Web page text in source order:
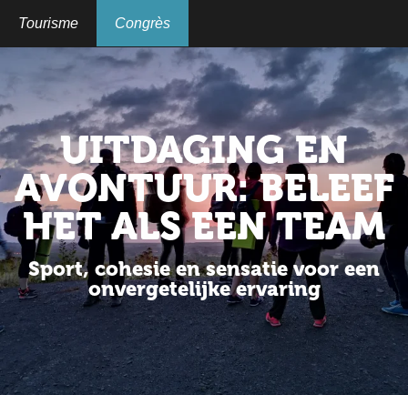
Tourisme Congrès
UITDAGING EN
AVONTUUR: BELEEF
HET ALS EEN TEAM
Sport, cohesie en sensatie voor een
onvergetelijke ervaring